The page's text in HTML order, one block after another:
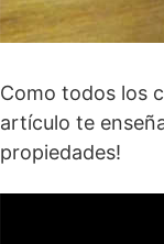
Como todos los
artículo te
propiedades!